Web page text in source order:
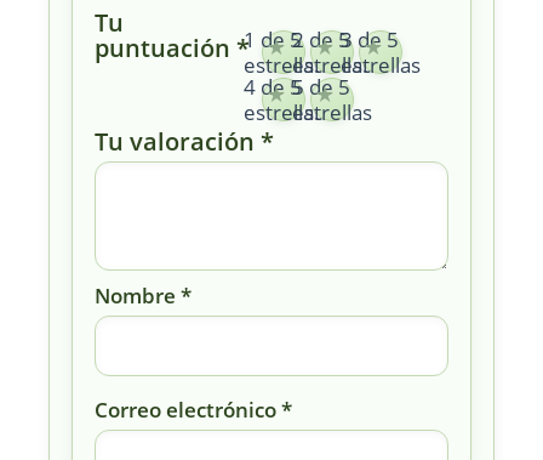
Tu
puntuación *1 de 5
estrellas
2 de 5
estrellas
3 de 5
estrellas
4 de 5
estrellas
5 de 5
estrellas
Tu valoración *
Nombre *
Correo electrónico*